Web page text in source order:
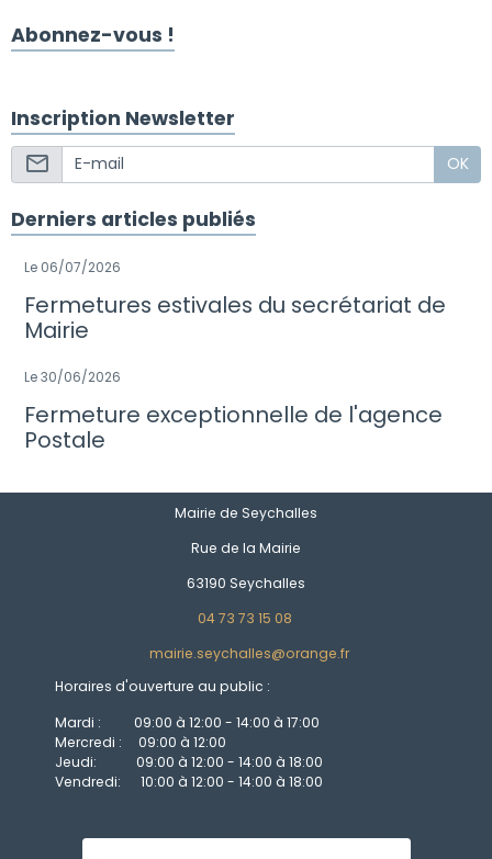
Abonnez-vous !
Inscription Newsletter
OK
Derniers articles publiés
Le 06/07/2026
Fermetures estivales du secrétariat de
Mairie
Le 30/06/2026
Fermeture exceptionnelle de l'agence
Postale
Mairie de Seychalles
Rue de la Mairie
63190 Seychalles
04 73 73 15 08
mairie.seychalles@orange.fr
Horaires d'ouverture au public :
Mardi : 09:00 à 12:00 - 14:00 à 17:00
Mercredi : 09:00 à 12:00
Jeudi: 09:00 à 12:00 - 14:00 à 18:00
Vendredi: 10:00 à 12:00 - 14:00 à 18:00